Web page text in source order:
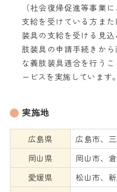
（社会復帰促進等事業
支給を受けている方ま
装具の支給を受ける見
肢装具の申請手続きか
な義肢装具適合を行う
ービスを実施しています。
実施地
広島県
広島市、
岡山県
岡山市、
愛媛県
松山市、